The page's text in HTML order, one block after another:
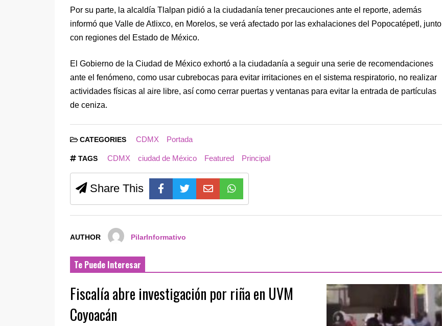
Por su parte, la alcaldía Tlalpan pidió a la ciudadanía tener precauciones ante el reporte, además
informó que Valle de Atlixco, en Morelos, se verá afectado por las exhalaciones del Popocatépetl, junto
con regiones del Estado de México.
El Gobierno de la Ciudad de México exhortó a la ciudadanía a seguir una serie de recomendaciones
ante el fenómeno, como usar cubrebocas para evitar irritaciones en el sistema respiratorio, no realizar
actividades físicas al aire libre, así como cerrar puertas y ventanas para evitar la entrada de partículas
de ceniza.
CATEGORIES CDMX Portada
TAGS CDMX ciudad de México Featured Principal
Share This
AUTHOR PilarInformativo
Te Puede Interesar
Fiscalía abre investigación por riña en UVM
Coyoacán